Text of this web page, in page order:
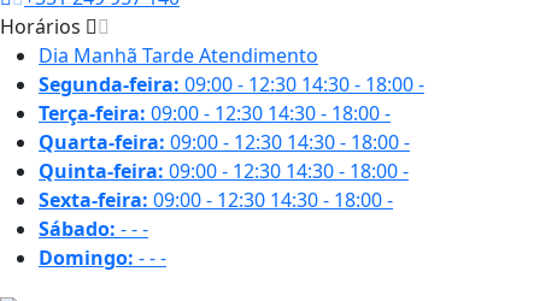
Horários
Dia Manhã TardeAtendimento
Segunda-feira: 09:00 - 12:30 14:30 - 18:00-
Terça-feira: 09:00 - 12:30 14:30 - 18:00-
Quarta-feira: 09:00 - 12:30 14:30 - 18:00-
Quinta-feira: 09:00 - 12:30 14:30 - 18:00-
Sexta-feira: 09:00 - 12:30 14:30 - 18:00-
Sábado: ---
Domingo: ---